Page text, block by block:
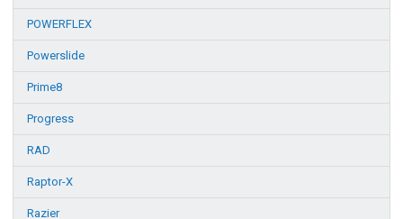
POWERFLEX
Powerslide
Prime8
Progress
RAD
Raptor-X
Razier